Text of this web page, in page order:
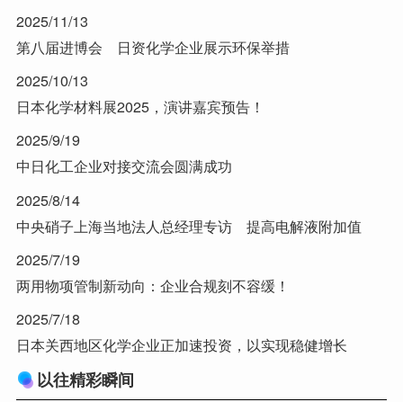
2025/11/13
第八届进博会 日资化学企业展示环保举措
2025/10/13
日本化学材料展2025，演讲嘉宾预告！
2025/9/19
中日化工企业对接交流会圆满成功
2025/8/14
中央硝子上海当地法人总经理专访 提高电解液附加值
2025/7/19
两用物项管制新动向：企业合规刻不容缓！
2025/7/18
日本关西地区化学企业正加速投资，以实现稳健增长
以往精彩瞬间